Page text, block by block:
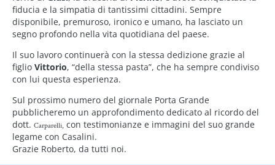
fiducia e la simpatia di tantissimi cittadini. Sempre
disponibile, premuroso, ironico e umano, ha lasciato un
segno profondo nella vita quotidiana del paese.
Il suo lavoro continuerà con la stessa dedizione grazie al
figlio Vittorio, “della stessa pasta”, che ha sempre condiviso
con lui questa esperienza.
Sul prossimo numero del giornale Porta Grande
pubblicheremo un approfondimento dedicato al ricordo del
dott. Carparelli, con testimonianze e immagini del suo grande
legame con Casalini.
Grazie Roberto, da tutti noi.